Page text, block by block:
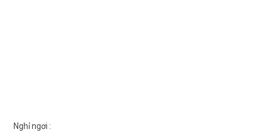
Nghỉ ngơi :